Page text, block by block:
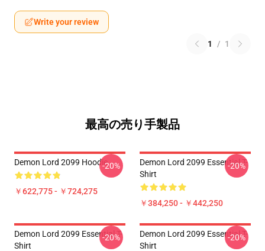
Write your review
1 / 1
最高の売り手製品
Demon Lord 2099 Hoodie
￥622,775 - ￥724,275
-20%
Demon Lord 2099 Essential T-
Shirt
￥384,250 - ￥442,250
-20%
Demon Lord 2099 Essential T-
Shirt
-20%
Demon Lord 2099 Essential T-
Shirt
-20%